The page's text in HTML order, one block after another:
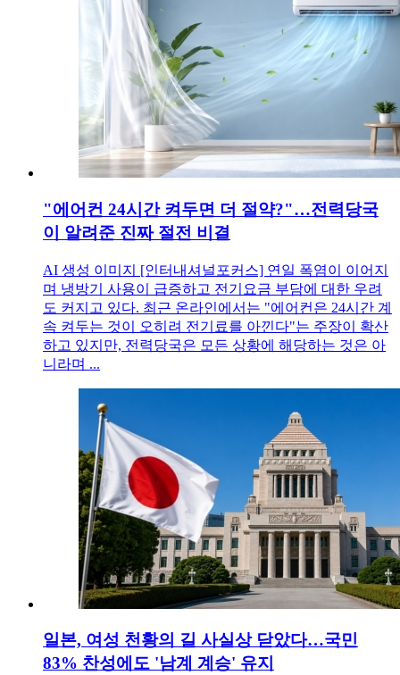
"에어컨 24시간 켜두면 더 절약?"…전력당국
이 알려준 진짜 절전 비결
AI 생성 이미지 [인터내셔널포커스] 연일 폭염이 이어지
며 냉방기 사용이 급증하고 전기요금 부담에 대한 우려
도 커지고 있다. 최근 온라인에서는 "에어컨은 24시간 계
속 켜두는 것이 오히려 전기료를 아낀다"는 주장이 확산
하고 있지만, 전력당국은 모든 상황에 해당하는 것은 아
니라며 ...
일본, 여성 천황의 길 사실상 닫았다…국민
83% 찬성에도 '남계 계승' 유지